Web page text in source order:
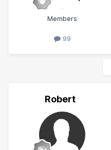
Members
99
Robert